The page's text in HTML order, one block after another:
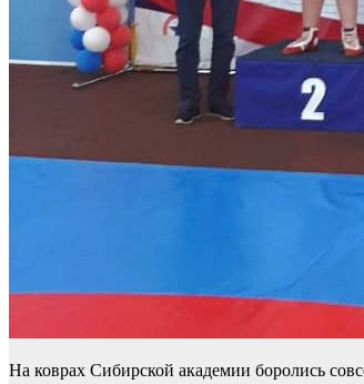
На коврах Сибирской академии боролись